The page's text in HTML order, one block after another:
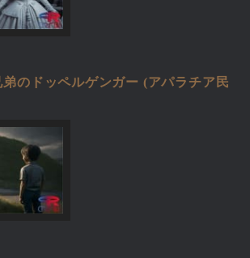
のドッペルゲンガー (アパラチア民